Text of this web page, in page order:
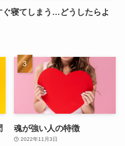
寝てしまう…どうしたらよ
魂が強い人の特徴
2022年11月3日